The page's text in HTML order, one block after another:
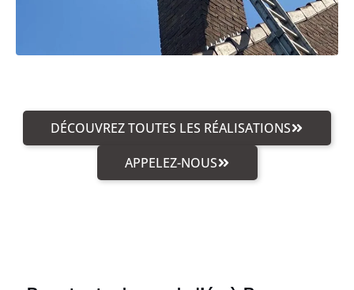
DÉCOUVREZ TOUTES LES RÉALISATIONS
APPELEZ-NOUS